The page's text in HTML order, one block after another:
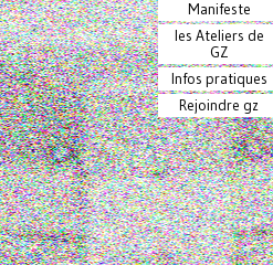
Manifeste
les Ateliers de
GZ
Infos pratiques
Rejoindre gz